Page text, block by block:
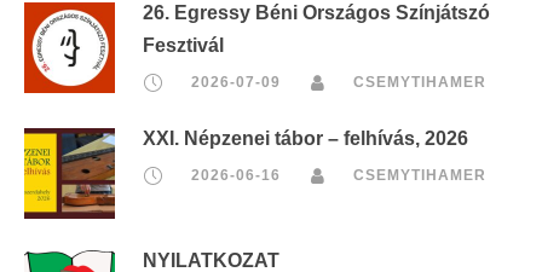
26. Egressy Béni Országos Színjátszó
Fesztivál
2026-07-09 CSEMYTIHAMER
XXI. Népzenei tábor – felhívás, 2026
2026-06-16 CSEMYTIHAMER
NYILATKOZAT